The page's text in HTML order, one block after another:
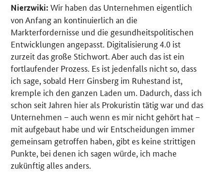
Nierzwiki: Wir haben das Unternehmen eigentlich
von Anfang an kontinuierlich an die
Markterfordernisse und die gesundheitspolitischen
Entwicklungen angepasst. Digitalisierung 4.0 ist
zurzeit das große Stichwort. Aber auch das ist ein
fortlaufender Prozess. Es ist jedenfalls nicht so, dass
ich sage, sobald Herr Ginsberg im Ruhestand ist,
kremple ich den ganzen Laden um. Dadurch, dass ich
schon seit Jahren hier als Prokuristin tätig war und das
Unternehmen – auch wenn es mir nicht gehört hat –
mit aufgebaut habe und wir Entscheidungen immer
gemeinsam getroffen haben, gibt es keine strittigen
Punkte, bei denen ich sagen würde, ich mache
zukünftig alles anders.